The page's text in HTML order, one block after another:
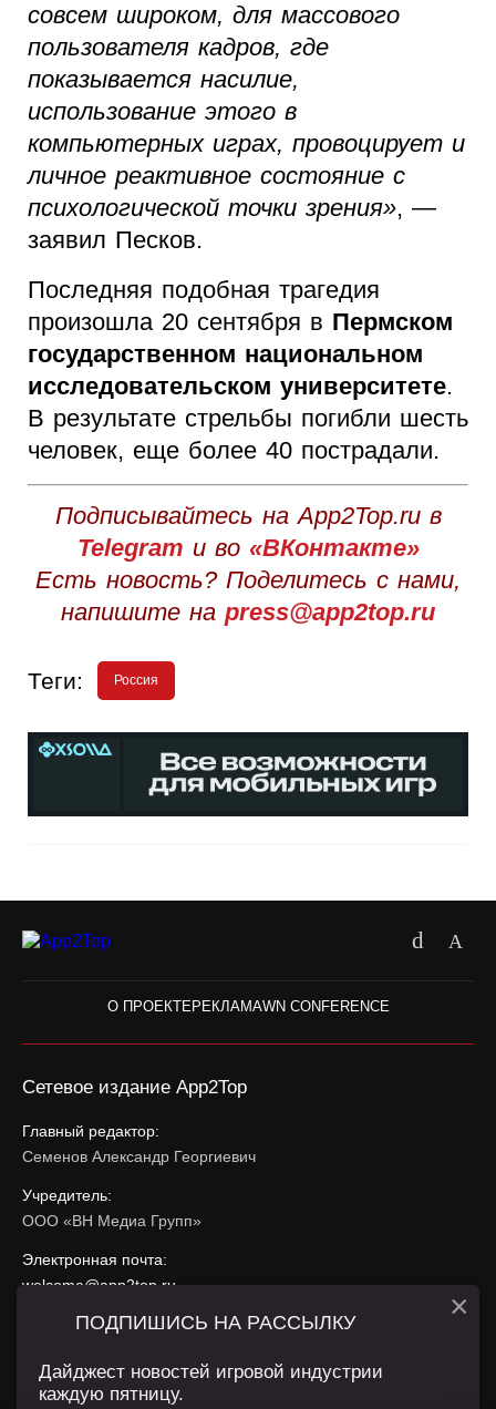
совсем широком, для массового
пользователя кадров, где
показывается насилие,
использование этого в
компьютерных играх, провоцирует и
личное реактивное состояние с
психологической точки зрения», —
заявил Песков.
Последняя подобная трагедия
произошла 20 сентября в Пермском
государственном национальном
исследовательском университете.
В результате стрельбы погибли шесть
человек, еще более 40 пострадали.
Подписывайтесь на App2Top.ru в
Telegram и во «ВКонтакте»
Есть новость? Поделитесь с нами,
напишите на press@app2top.ru
Теги: Россия
О ПРОЕКТЕРЕКЛАМАWN CONFERENCE
Сетевое издание App2Top
Главный редактор:
Семенов Александр Георгиевич
Учредитель:
ООО «ВН Медиа Групп»
Электронная почта:
welcome@app2top.ru
При использовании материалов активная ссылка на
Сайт использует IP адреса, cookie, данные геолокации
ПОДПИШИСЬ НА РАССЫЛКУ
Дайджест новостей игровой индустрии
каждую пятницу.
×